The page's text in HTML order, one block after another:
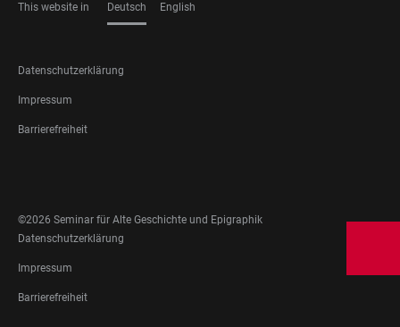
This website in Deutsch English
FOOTER
LEGAL
Datenschutzerklärung
Impressum
Barrierefreiheit
MEDIA
©2026 Seminar für Alte Geschichte und Epigraphik
FOOTER
LEGAL
Datenschutzerklärung
Impressum
Barrierefreiheit